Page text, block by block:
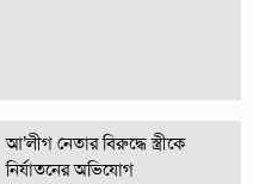
আ’লীগ নেতার বিরুদ্ধে স্ত্রীকে
নির্যাতনের অভিযোগ